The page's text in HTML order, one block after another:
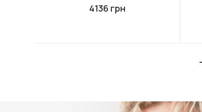
4136 грн